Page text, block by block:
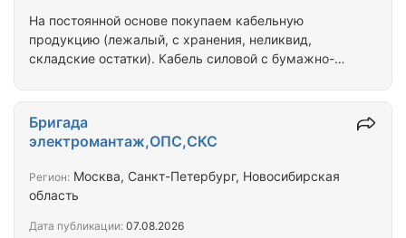
На постоянной основе покупаем кабельную
продукцию (лежалый, с хранения, неликвид,
складские остатки). Кабель силовой с бумажно-
изоляцией (ВВГ, ВВГнг, ВВГнг-LS, ВБбШв, ВБбШвнг,
ВБбШвнг-LS, АВВГ, АВБбШв и др.) Контрольный
кабель (КВВГ, КВВГнг, КВВГнг-LS, КВВГЭнг-LS,
КВБбШв, КВБбШвнг, КВБбШвнг-LS, АКВВГ и др.);
Кабель гибкий шланговый (КГ, КГ-ХЛ, КГЭШ,
провода (А, АС,…
Бригада
электромантаж,ОПС,СКС
Регион: Москва, Санкт-Петербург, Новосибирская
область
Дата публикации: 07.08.2026